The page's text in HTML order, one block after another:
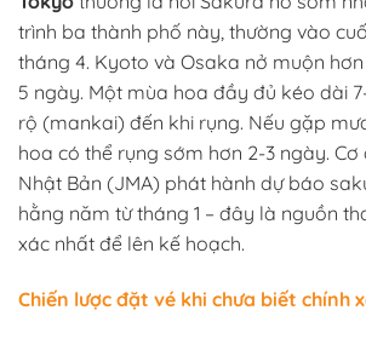
trình ba thành phố này, thường vào
tháng 4. Kyoto và Osaka nở muộn
5 ngày. Một mùa hoa đầy đủ kéo dài
rộ (mankai) đến khi rụng. Nếu gặp
hoa có thể rụng sớm hơn 2-3 ngày. Cơ
Nhật Bản (JMA) phát hành dự báo
hằng năm từ tháng 1 – đây là nguồn
xác nhất để lên kế hoạch.
Chiến lược đặt vé khi chưa biết chính